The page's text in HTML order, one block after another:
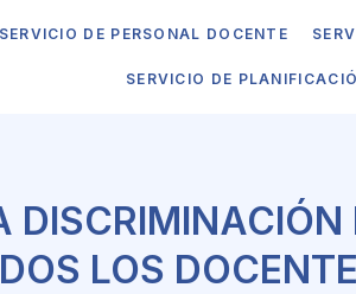
SERVICIO DE PERSONAL DOCENTE
SERVICIO DE
LOS